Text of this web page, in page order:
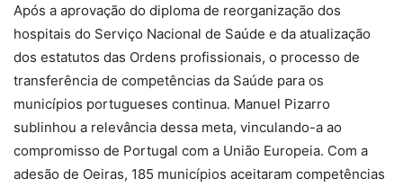
Após a aprovação do diploma de reorganização dos
hospitais do Serviço Nacional de Saúde e da atualização
dos estatutos das Ordens profissionais, o processo de
transferência de competências da Saúde para os
municípios portugueses continua. Manuel Pizarro
sublinhou a relevância dessa meta, vinculando-a ao
compromisso de Portugal com a União Europeia. Com a
adesão de Oeiras, 185 municípios aceitaram competências